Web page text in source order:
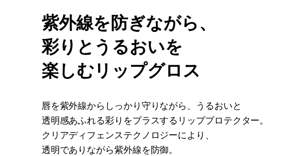
紫外線を防ぎながら、
彩りとうるおいを
楽しむリップグロス
唇を紫外線からしっかり守りながら、うるおいと
透明感あふれる彩りをプラスするリッププロテクター。
クリアディフェンステクノロジーにより、
透明でありながら紫外線を防御。